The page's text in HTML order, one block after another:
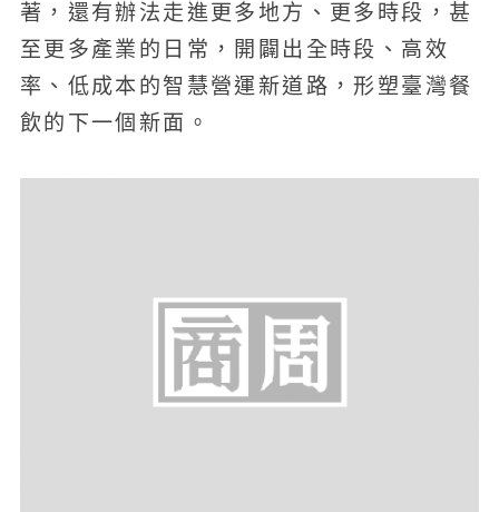
著，還有辦法走進更多地方、更多時段，甚
至更多產業的日常，開闢出全時段、高效
率、低成本的智慧營運新道路，形塑臺灣餐
飲的下一個新面。